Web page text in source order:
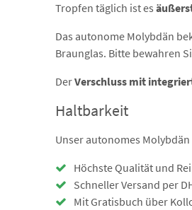
Tropfen täglich ist es
Das autonome Molybdän
Braunglas. Bitte bewahren
DerVerschluss mit
Haltbarkeit
Unser autonomes
Höchste Qualität und
Schneller Versand per
Mit Gratisbuch über